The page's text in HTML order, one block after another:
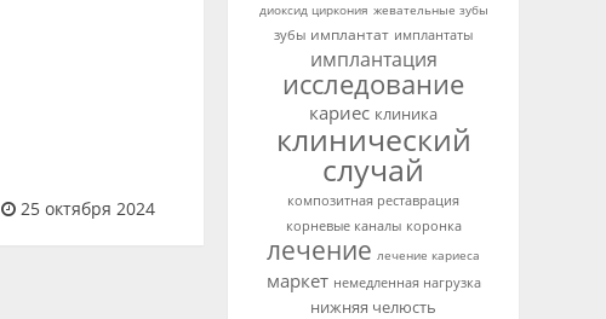
25 октября 2024
диоксид циркония жевательные зубы
зубы имплантат имплантаты
имплантация
исследование
кариес клиника
клинический
случай
композитная реставрация
корневые каналы коронка
лечение лечение кариеса
маркет немедленная нагрузка
нижняя челюсть